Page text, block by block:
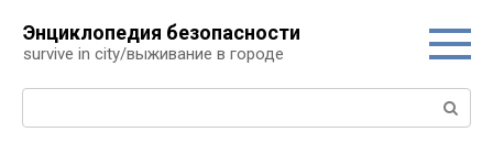
контенту
Энциклопедия безопасности
survive in city/выживание в городе
Поиск: